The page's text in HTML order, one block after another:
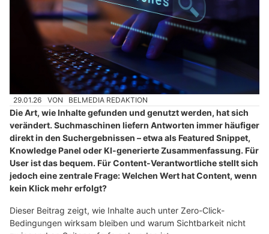
29.01.26 VON BELMEDIA REDAKTION
Die Art, wie Inhalte gefunden und genutzt werden, hat sich
verändert. Suchmaschinen liefern Antworten immer häufiger
direkt in den Suchergebnissen – etwa als Featured Snippet,
Knowledge Panel oder KI-generierte Zusammenfassung. Für
User ist das bequem. Für Content-Verantwortliche stellt sich
jedoch eine zentrale Frage: Welchen Wert hat Content, wenn
kein Klick mehr erfolgt?
Dieser Beitrag zeigt, wie Inhalte auch unter Zero-Click-
Bedingungen wirksam bleiben und warum Sichtbarkeit nicht